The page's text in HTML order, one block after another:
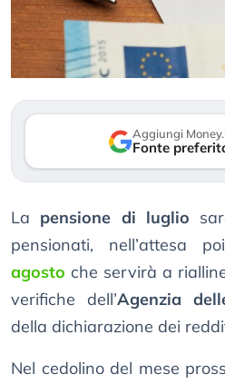
Aggiungi
Fonte
La pensione di luglio
pensionati, nell’attesa
agosto che servirà a
verifiche dell’Agenzia
della dichiarazione dei
Nel cedolino del mese